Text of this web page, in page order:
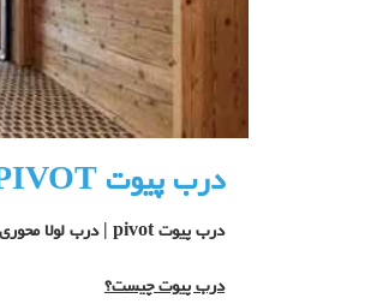
درب پیوت PIVOT چیست؟
درب پیوتpivot | درب لولا
درب پیوت چیست؟